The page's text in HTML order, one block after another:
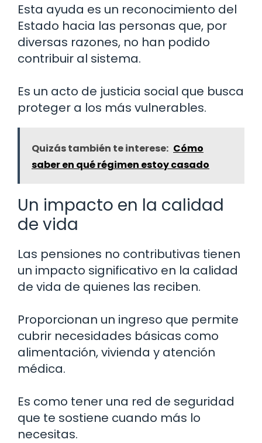
Esta ayuda es un reconocimiento del
Estado hacia las personas que, por
diversas razones, no han podido
contribuir al sistema.
Es un acto de justicia social que busca
proteger a los más vulnerables.
Quizás también te interese: Cómo
saber en qué régimen estoy casado
Un impacto en la calidad
de vida
Las pensiones no contributivas tienen
un impacto significativo en la calidad
de vida de quienes las reciben.
Proporcionan un ingreso que permite
cubrir necesidades básicas como
alimentación, vivienda y atención
médica.
Es como tener una red de seguridad
que te sostiene cuando más lo
necesitas.